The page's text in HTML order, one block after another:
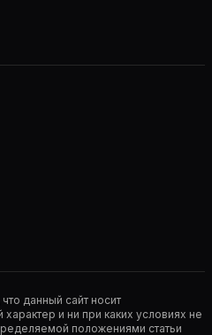
данный сайт носит
и ни при каких условиях не
положениями статьи